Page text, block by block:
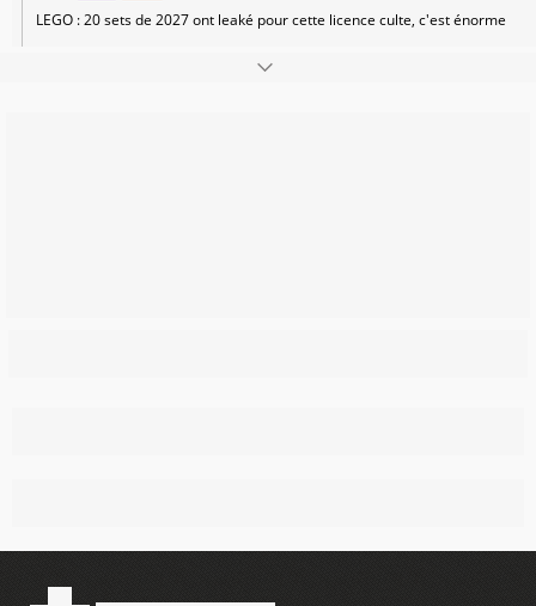
LEGO : 20 sets de 2027 ont leaké pour cette licence culte, c'est énorme